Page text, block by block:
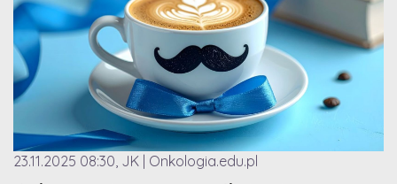
23.11.2025 08:30, JK | Onkologia.edu.pl